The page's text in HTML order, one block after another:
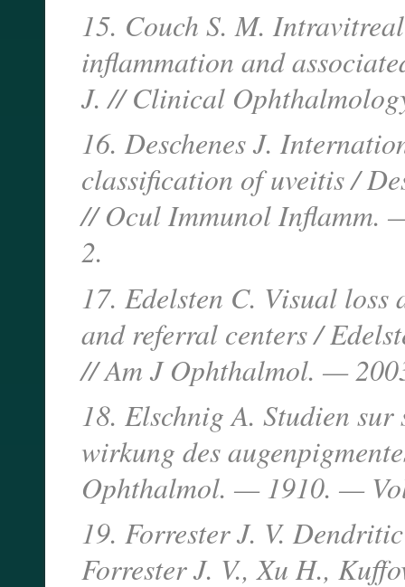
15. Couch S. M.
inflammation and
J. // Clinical
16. Deschenes J.
classification of uveitis /
// Ocul Immunol Inflamm.
2.
17. Edelsten C. Visual
and referral centers /
// Am J Ophthalmol. —
18. Elschnig A. Studien
wirkung des
Ophthalmol. — 1910. —
19. Forrester J. V.
Forrester J. V., Xu H.,